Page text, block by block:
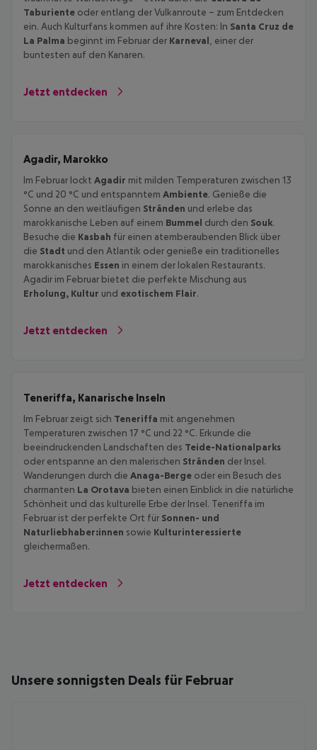
Taburiente oder entlang der Vulkanroute – zum Entdecken
ein. Auch Kulturfans kommen auf ihre Kosten: In Santa Cruz de
La Palma beginnt im Februar der Karneval, einer der
buntesten auf den Kanaren.
Jetzt entdecken
Agadir, Marokko
Im Februar lockt Agadir mit milden Temperaturen zwischen 13
°C und 20 °C und entspanntem Ambiente. Genieße die
Sonne an den weitläufigen Stränden und erlebe das
marokkanische Leben auf einem Bummel durch den Souk.
Besuche die Kasbah für einen atemberaubenden Blick über
die Stadt und den Atlantik oder genieße ein traditionelles
marokkanisches Essen in einem der lokalen Restaurants.
Agadir im Februar bietet die perfekte Mischung aus
Erholung, Kultur und exotischem Flair.
Jetzt entdecken
Teneriffa, Kanarische Inseln
Im Februar zeigt sich Teneriffa mit angenehmen
Temperaturen zwischen 17 °C und 22 °C. Erkunde die
beeindruckenden Landschaften des Teide-Nationalparks
oder entspanne an den malerischen Stränden der Insel.
Wanderungen durch die Anaga-Berge oder ein Besuch des
charmanten La Orotava bieten einen Einblick in die natürliche
Schönheit und das kulturelle Erbe der Insel. Teneriffa im
Februar ist der perfekte Ort für Sonnen- und
Naturliebhaber:innen sowie Kulturinteressierte
gleichermaßen.
Jetzt entdecken
Unsere sonnigsten Deals für Februar